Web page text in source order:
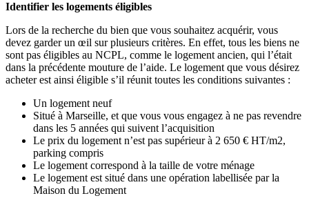
Identifier les logements éligibles
Lors de la recherche du bien que vous souhaitez acquérir, vous
devez garder un œil sur plusieurs critères. En effet, tous les biens ne
sont pas éligibles au NCPL, comme le logement ancien, qui l’était
dans la précédente mouture de l’aide. Le logement que vous désirez
acheter est ainsi éligible s’il réunit toutes les conditions suivantes :
Un logement neuf
Situé à Marseille, et que vous vous engagez à ne pas revendre
dans les 5 années qui suivent l’acquisition
Le prix du logement n’est pas supérieur à 2 650 € HT/m2,
parking compris
Le logement correspond à la taille de votre ménage
Le logement est situé dans une opération labellisée par la
Maison du Logement